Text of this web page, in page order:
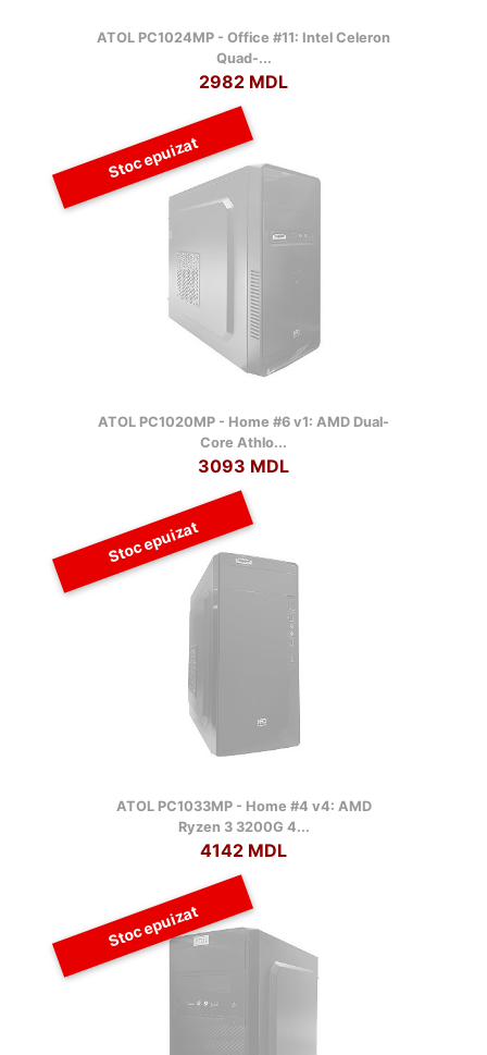
ATOL PC1024MP - Office #11: Intel Celeron
Quad-...
2982 MDL
Stoc epuizat
ATOL PC1020MP - Home #6 v1: AMD Dual-
Core Athlo...
3093 MDL
Stoc epuizat
ATOL PC1033MP - Home #4 v4: AMD
Ryzen 3 3200G 4...
4142 MDL
Stoc epuizat